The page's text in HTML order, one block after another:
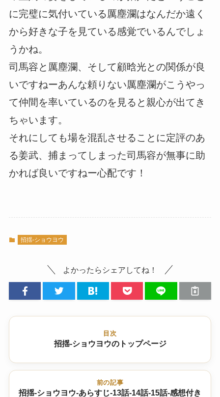
に完璧に気付いている厲塵瀾はなんだか遠く
から好きな子を見ている感覚でいるんでしょ
うかね。
司馬容と厲塵瀾、そして顧晗光との関係が良
いですねーあんな頼りない厲塵瀾がこうやっ
て仲間を率いているのを見ると親心が出てき
ちゃいます。
それにしても場を混乱させることに定評のあ
る姜武、捕まってしまった司馬容が無事に助
かれば良いですねー心配です！
招揺-ショウヨウ
よかったらシェアしてね！
目次
招揺-ショウヨウのトップページ
前の記事
招揺-ショウヨウ-あらすじ-13話-14話-15話-感想付き